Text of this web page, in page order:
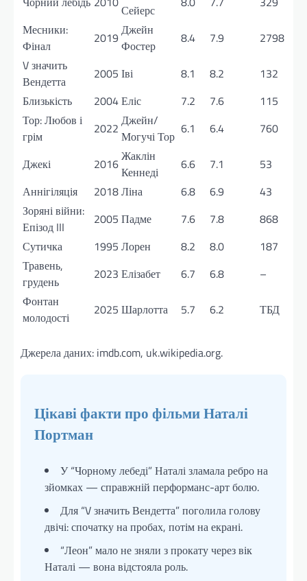
Сейерс
Месники:
Фінал
2019 Джейн
Фостер
8.4 7.9
2798
V значить
Вендетта
2005 Іві 8.1 8.2
132
Близькість
2004Еліс 7.2 7.6
115
Тор: Любов і
грім
2022 Джейн/
Могучі Тор 6.1 6.4 760
Джекі 2016Жаклін
Кеннеді
6.6 7.1
53
Аннігіляція
2018Ліна 6.8 6.9
43
Зоряні війни:
Епізод III
2005 Падме 7.6 7.8
868
Сутичка
1995 Лорен 8.2 8.0
187
Травень,
грудень
2023 Елізабет 6.7 6.8
–
Фонтан
молодості
2025 Шарлотта 5.7 6.2 ТБД
Джерела даних: imdb.com, uk.wikipedia.org.
Цікаві факти про фільми Наталі
Портман
У “Чорному лебеді” Наталі зламала ребро на
зйомках — справжній перформанс-арт болю.
Для “V значить Вендетта” поголила голову
двічі: спочатку на пробах, потім на екрані.
“Леон” мало не зняли з прокату через вік
Наталі — вона відстояла роль.